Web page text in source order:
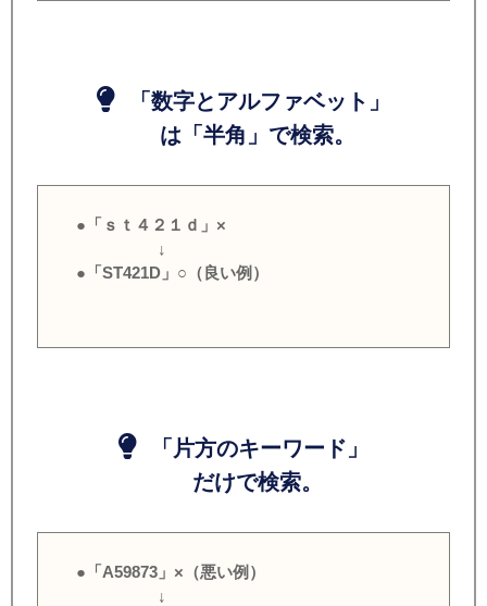
「数字とアルファベット」
は「半角」で検索。
●「ｓｔ４２１ｄ」×
↓
●「ST421D」○（良い例）
「片方のキーワード」
だけで検索。
●「A59873」×（悪い例）
↓